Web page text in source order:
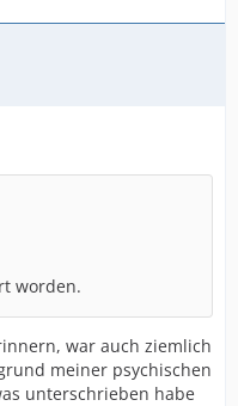
worden.
war auch ziemlich
meiner psychischen
unterschrieben habe